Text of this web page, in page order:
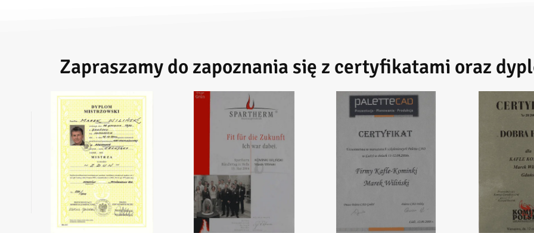
Zapraszamy do zapoznania się z certyfikatami oraz